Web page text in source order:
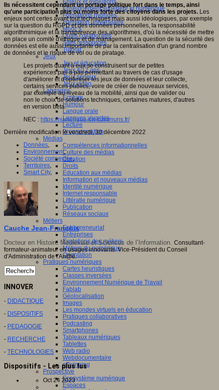
Enjeux et évolutions
Enseignement supérieur et numérique
Formations hybrides
Formation universitaire
Mooc’s
Outils collaboratifs
Sites ressources
Tutorat
Jeux
Jeu et éducation
Jeux 4/12 ans
Jeux sérieux
Jeux vidéo
Langages
Ecriture
Humour
Langue orale
Langues vivantes
Lecture
Programmation
Médias
Compétences informationnelles
Culture des médias
Curation
Droits
Education aux médias
Information et nouveaux médias
Identité numérique
Internet responsable
Littératie numérique
Publication
Réseaux sociaux
Métiers
Entrepreneuriat
Entreprises
Evolutions des métiers
Métiers du numérique
Orientation
Pratiques numériques
Cartes heuristiques
Classes inversées
Environnement Numérique de Travail
Fablab
Géolocalisation
Images
Les mondes virtuels en éducation
Pratiques collaboratives
Podcasting
Smartphones
Tableaux numériques
Tablettes
Web radio
Webdocumentaire
eTwinning
Prospective
Ecosystème numérique
Espaces
Ils nécessitent cependant un portage politique fort dans le temps, ainsi
qu'une participation plus ou moins forte des citoyens dans les projets. Les
enjeux sont certes avant tout techniques mais aussi idéologiques, par exemple
sur la question du RGPD et des données personnelles, la responsabilité
algorithmimique et la transparence des algorithmes, d'où la nécessité de mettre
en place un comité d'éthique et de management. La question de la sécurité des
données est elle aussi importante de par la centralisation d'un grand nombre
de données et le risque de vol ou de piratage.
Les projets quant à eux se construisent sur de petites
expériences pas à pas permettant au travers de cas d'usage
d'améliorer et d'optimiser les jeux de données et leur collecte,
certains services publics, voire de créer de nouveaux services,
par exemple au niveau de la mobilité, ainsi que de valider ou
non le choix de solutions techniques, certaines matures, d'autres
en version beta.
NEC : https://numerique-en-communs.fr/
Dernière modification le vendredi, 30 décembre 2022
Données
Environnement,
Société connectée,
Territoires
Smart City,
Cauche Jean-François
Docteur en Histoire Médiévale et Sciences de l’Information. Consultant-
formateur-animateur en usages innovants. Vice-Président du Conseil
d'Administration de l'An@é.
INNOVER
- DIDACTIQUE
- DISPOSITIFS
- PEDAGOGIE
- RECHERCHE
- TECHNOLOGIES
Dispositifs - Les plus lus
Oct 24 2023